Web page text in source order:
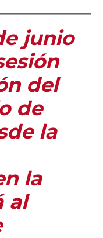
junio
del
de
la
la
al